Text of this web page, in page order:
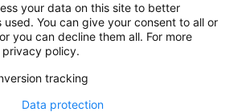
Brillanz und Innovation
entwickeln und liefern wir mit
Beleuchtungslösungen für alle
Industrie.
your data on this site to better
You can give your consent to all or
you can decline them all. For more
privacy policy.
tracking
Data protection